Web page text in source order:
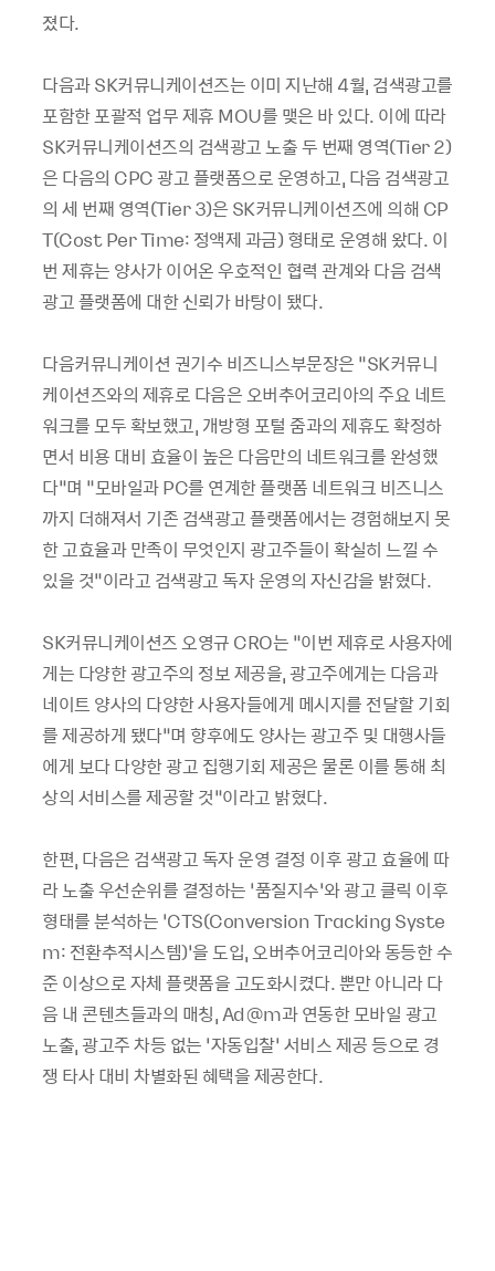
졌다.
다음과 SK커뮤니케이션즈는 이미 지난해 4월, 검색광고를
포함한 포괄적 업무 제휴 MOU를 맺은 바 있다. 이에 따라
SK커뮤니케이션즈의 검색광고 노출 두 번째 영역(Tier 2)
은 다음의 CPC 광고 플랫폼으로 운영하고, 다음 검색광고
의 세 번째 영역(Tier 3)은 SK커뮤니케이션즈에 의해 CP
T(Cost Per Time: 정액제 과금) 형태로 운영해 왔다. 이
번 제휴는 양사가 이어온 우호적인 협력 관계와 다음 검색
광고 플랫폼에 대한 신뢰가 바탕이 됐다.
다음커뮤니케이션 권기수 비즈니스부문장은 “SK커뮤니
케이션즈와의 제휴로 다음은 오버추어코리아의 주요 네트
워크를 모두 확보했고, 개방형 포털 줌과의 제휴도 확정하
면서 비용 대비 효율이 높은 다음만의 네트워크를 완성했
다”며 “모바일과 PC를 연계한 플랫폼 네트워크 비즈니스
까지 더해져서 기존 검색광고 플랫폼에서는 경험해보지 못
한 고효율과 만족이 무엇인지 광고주들이 확실히 느낄 수
있을 것”이라고 검색광고 독자 운영의 자신감을 밝혔다.
SK커뮤니케이션즈 오영규 CRO는 “이번 제휴로 사용자에
게는 다양한 광고주의 정보 제공을, 광고주에게는 다음과
네이트 양사의 다양한 사용자들에게 메시지를 전달할 기회
를 제공하게 됐다”며 향후에도 양사는 광고주 및 대행사들
에게 보다 다양한 광고 집행기회 제공은 물론 이를 통해 최
상의 서비스를 제공할 것”이라고 밝혔다.
한편, 다음은 검색광고 독자 운영 결정 이후 광고 효율에 따
라 노출 우선순위를 결정하는 ‘품질지수’와 광고 클릭 이후
형태를 분석하는 ‘CTS(Conversion Tracking Syste
m: 전환추적시스템)’을 도입, 오버추어코리아와 동등한 수
준 이상으로 자체 플랫폼을 고도화시켰다. 뿐만 아니라 다
음 내 콘텐츠들과의 매칭, Ad@m과 연동한 모바일 광고
노출, 광고주 차등 없는 ‘자동입찰’ 서비스 제공 등으로 경
쟁 타사 대비 차별화된 혜택을 제공한다.